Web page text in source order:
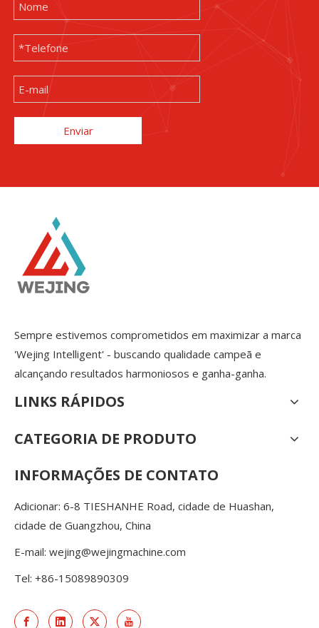
Enviar
Sempre estivemos comprometidos em maximizar a marca
'Wejing Intelligent' - buscando qualidade campeã e
alcançando resultados harmoniosos e ganha-ganha.
LINKS RÁPIDOS
CATEGORIA DE PRODUTO
INFORMAÇÕES DE CONTATO
Adicionar: 6-8 TIESHANHE Road, cidade de Huashan,
cidade de Guangzhou, China
E-mail: wejing@wejingmachine.com
Tel: +86-15089890309